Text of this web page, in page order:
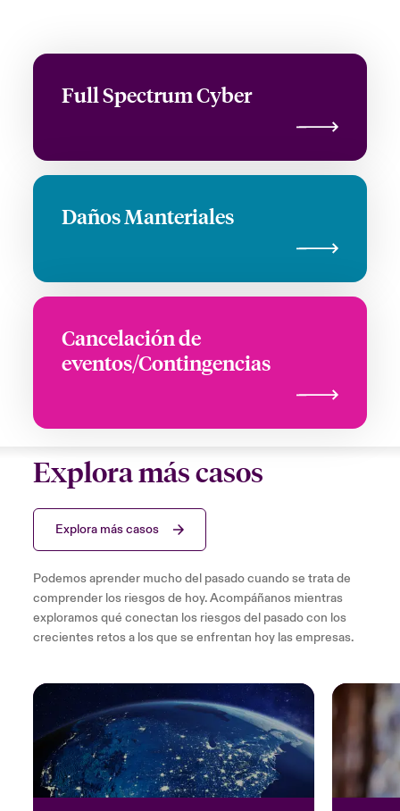
Full Spectrum Cyber
Daños Manteriales
Cancelación de
eventos/Contingencias
Explora más casos
Explora más casos
Podemos aprender mucho del pasado cuando se trata de
comprender los riesgos de hoy. Acompáñanos mientras
exploramos qué conectan los riesgos del pasado con los
crecientes retos a los que se enfrentan hoy las empresas.